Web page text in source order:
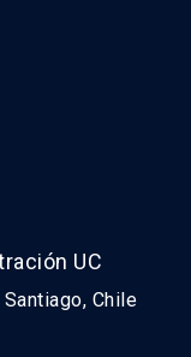
UC
Chile